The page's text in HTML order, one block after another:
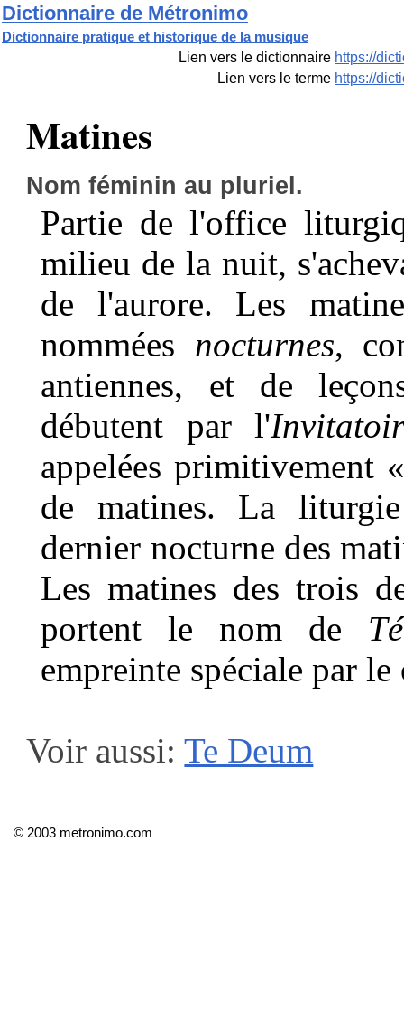
Dictionnaire de Métronimo
Dictionnaire pratique et historique de la musique
Lien vers le dictionnaire https://
Lien vers le terme https://
Matines
Nom féminin au pluriel.
Partie de l'office
milieu de la nuit,
de l'aurore. Les
nommées nocturnes,
antiennes, et de
débutent par l'
appelées primitivement
de matines. La
dernier nocturne des
Les matines des trois
portent le nom de
empreinte spéciale par
Voir aussi: Te Deum
© 2003 metronimo.com